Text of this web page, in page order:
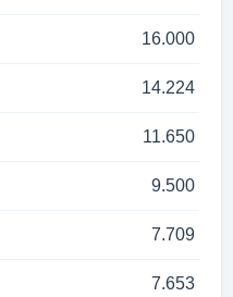
16.000
14.224
11.650
9.500
7.709
7.653